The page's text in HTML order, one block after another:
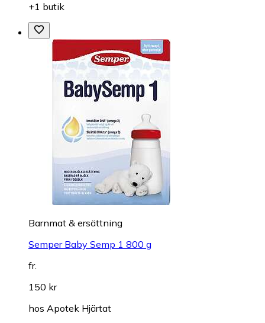
+1 butik
Barnmat & ersättning
Semper Baby Semp 1 800 g
fr.
150 kr
hos Apotek Hjärtat